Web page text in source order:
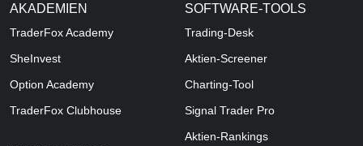
AKADEMIEN
TraderFox Academy
SheInvest
Option Academy
TraderFox Clubhouse
SOFTWARE-TOOLS
Trading-Desk
Aktien-Screener
Charting-Tool
Signal Trader Pro
Aktien-Rankings